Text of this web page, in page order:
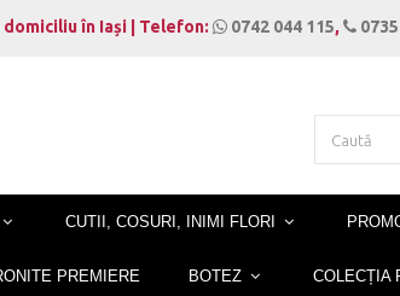
în Iași | Telefon: 0742 044 115,
CUTII, COSURI, INIMI FLORI
PREMIERE BOTEZ COLECȚIA